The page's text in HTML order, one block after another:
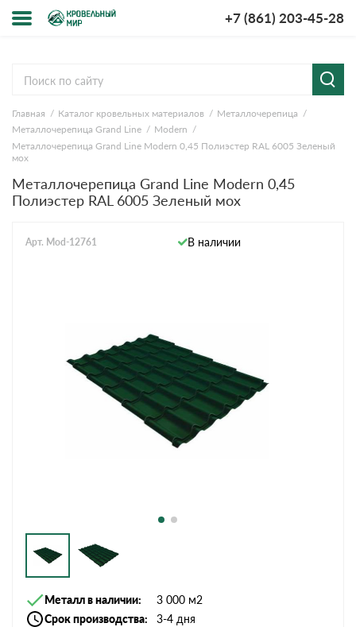
+7 (861) 203-45-28
компании
и оплата
ответы
Главная Каталог кровельных материалов
Металлочерепица
Металлочерепица Grand Line
Modern
Металлочерепица Grand Line Modern 0,45 Полиэстер RAL 6005 Зеленый
мох
Металлочерепица Grand Line Modern 0,45
Полиэстер RAL 6005 Зеленый мох
Арт. Mod-12761 В наличии
Металл в наличии
3 000 м2
Срок производства
3-4 дня